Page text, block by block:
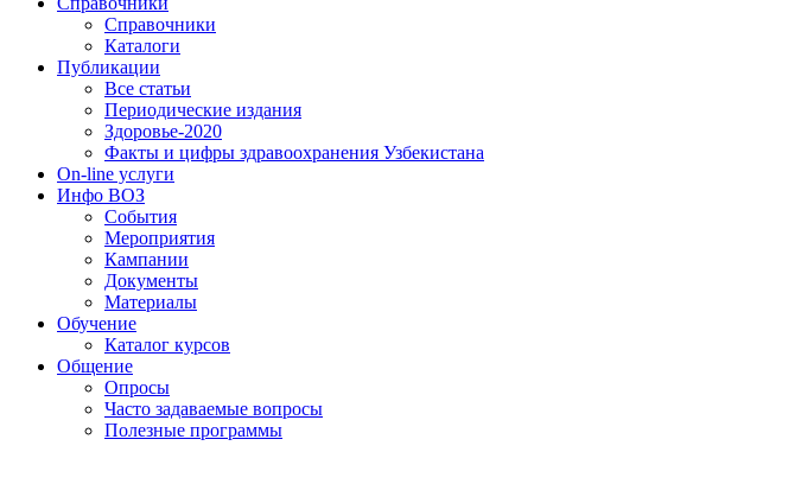
Справочники
Каталоги
Публикации
Все статьи
Периодические издания
Здоровье-2020
Факты и цифры здравоохранения Узбекистана
On-line услуги
Инфо ВОЗ
События
Мероприятия
Кампании
Документы
Материалы
Обучение
Каталог курсов
Общение
Опросы
Часто задаваемые вопросы
Полезные программы